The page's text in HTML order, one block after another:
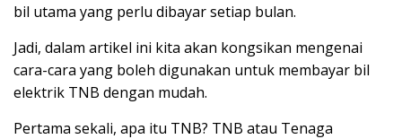
bil utama yang perlu dibayar setiap bulan.
Jadi, dalam artikel ini kita akan kongsikan mengenai
cara-cara yang boleh digunakan untuk membayar bil
elektrik TNB dengan mudah.
Pertama sekali, apa itu TNB? TNB atau Tenaga